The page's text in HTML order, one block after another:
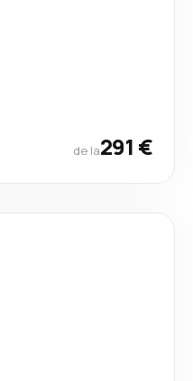
de la291 €